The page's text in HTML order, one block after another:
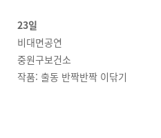
23일
비대면공연
중원구보건소
작품: 출동 반짝반짝 이닦기